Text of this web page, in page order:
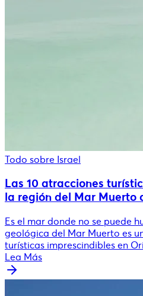
Todo sobre Israel
Las 10 atracciones
la región del Mar Muerto
Es el mar donde no se puede
geológica del Mar Muerto es
turísticas imprescindibles en
Lea Más